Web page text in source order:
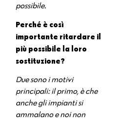
possibile.
Perché è così
importante ritardare il
più possibile la loro
sostituzione?
Due sono i motivi
principali: il primo, è che
anche gli impianti si
ammalano e noinon